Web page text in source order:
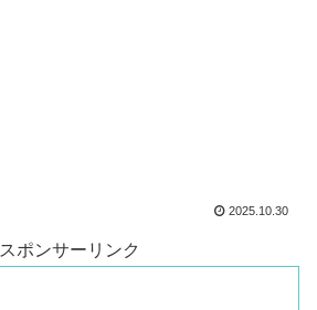
2025.10.30
スポンサーリンク